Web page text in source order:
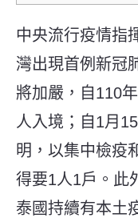
中央流行疫情指
灣出現首例新冠
將加嚴，自110
人入境；自1月
明，以集中檢疫
得要1人1戶。此
泰國持續有本土